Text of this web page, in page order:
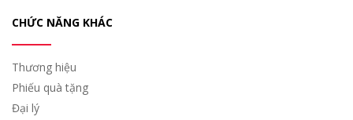
CHỨC NĂNG KHÁC
Thương hiệu
Phiếu quà tặng
Đại lý